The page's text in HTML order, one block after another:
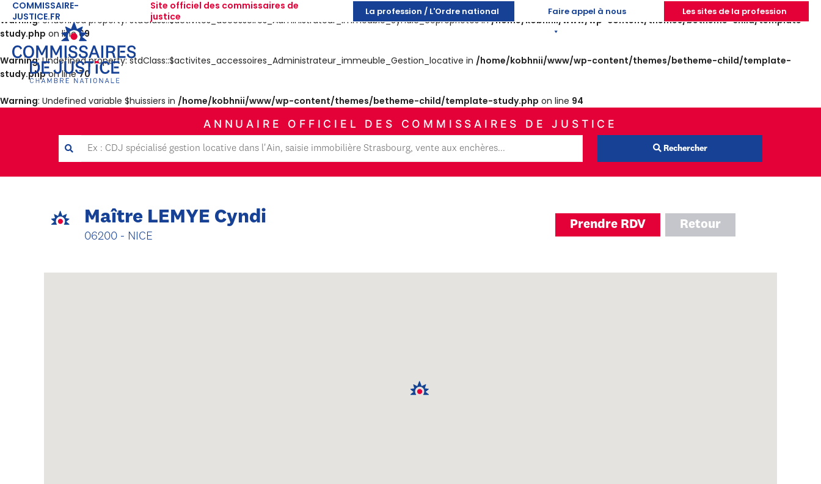
COMMISSAIRE-
JUSTICE.FR
Site officiel des commissaires de
justice
La profession / L'Ordre national Faire appel à nous Les sites de la profession
Warning: Undefined property: stdClass::$activites_accessoires_Administrateur_immeuble_Syndic_copropriétes in/home/kobhnii/www/wp-content/themes/betheme-child/template-
study.php on line69
Warning: Undefined property: stdClass::$activites_accessoires_Administrateur_immeuble_Gestion_locative in /home/kobhnii/www/wp-content/themes/betheme-child/template-
study.phpon line70
Warning: Undefined variable $huissiers in /home/kobhnii/www/wp-content/themes/betheme-child/template-study.php on line 94
ANNUAIRE OFFICIEL DES COMMISSAIRES DE JUSTICE
Rechercher
Maître LEMYE Cyndi
06200 - NICE
Prendre RDV Retour